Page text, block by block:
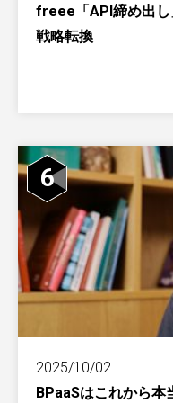
freee「API締め出し
戦略転換
6
2025/10/02
BPaaSはこれから本